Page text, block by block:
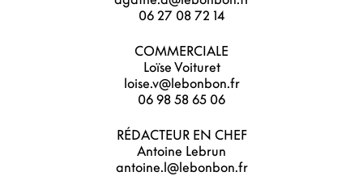
06 27 08 72 14
COMMERCIALE
Loïse Voituret
loise.v@lebonbon.fr
06 98 58 65 06
RÉDACTEUR EN CHEF
Antoine Lebrun
antoine.l@lebonbon.fr